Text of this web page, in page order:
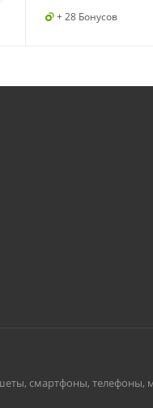
+ 28 Бонусов
смартфоны, телефоны,